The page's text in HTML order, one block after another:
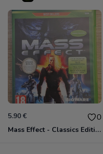
5.90 € 0
Mass Effect - Classics Edition Xbox 360